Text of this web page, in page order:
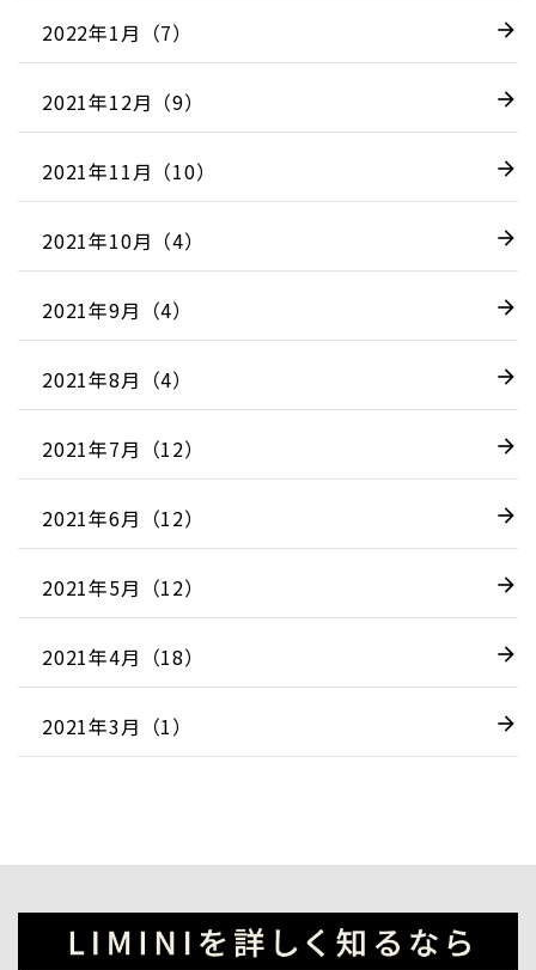
2022年1月（7）
2021年12月（9）
2021年11月（10）
2021年10月（4）
2021年9月（4）
2021年8月（4）
2021年7月（12）
2021年6月（12）
2021年5月（12）
2021年4月（18）
2021年3月（1）